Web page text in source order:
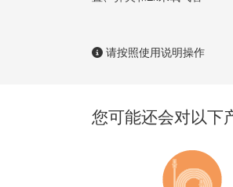
请按照使用说明操作
您可能还会对以下